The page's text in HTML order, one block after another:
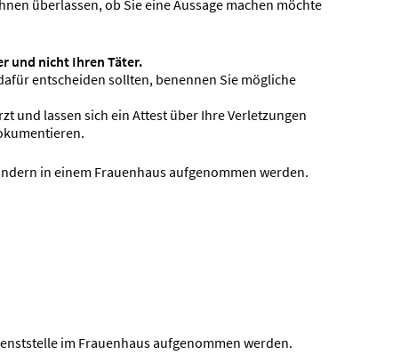
überlassen, ob Sie eine Aussage machen möchte
und nicht Ihren Täter.
entscheiden sollten, benennen Sie mögliche
und lassen sich ein Attest über Ihre Verletzungen
in einem Frauenhaus aufgenommen werden.
im Frauenhaus aufgenommen werden.